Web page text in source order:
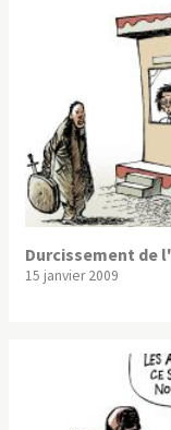
Durcissement de
15 janvier 2009